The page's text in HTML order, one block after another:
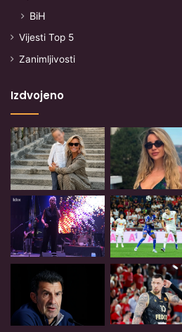
BiH
Vijesti Top 5
Zanimljivosti
Izdvojeno